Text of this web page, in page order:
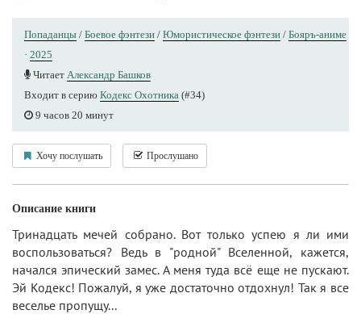
Попаданцы / Боевое фэнтези / Юмористическое фэнтези / Бояръ-аниме
· 2025
Читает Александр Башков
Входит в серию Кодекс Охотника (#34)
9 часов 20 минут
Хочу послушать Прослушано
Описание книги
Тринадцать мечей собрано. Вот только успею я ли ими
воспользоваться? Ведь в "родной" Вселенной, кажется,
начался эпический замес. А меня туда всё еще не пускают.
Эй Кодекс! Пожалуй, я уже достаточно отдохнул! Так я все
веселье пропущу...